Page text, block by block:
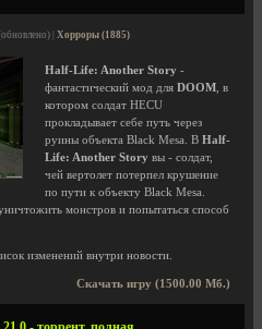
| Хорроры (1885)
Half-Life: Another Story -
фантастический мод для DOOM , в
котором солдат HECU
прокладывает себе путь через
руины объекта Black Mesa. В Half-
Life: Another Story вы - солдат,
чей вертолет потерпел крушение
по пути к объекту Black Mesa.
монстров и попытаться способ
изменений внутри новости.
Скачать игру (1500.00 Мб.)